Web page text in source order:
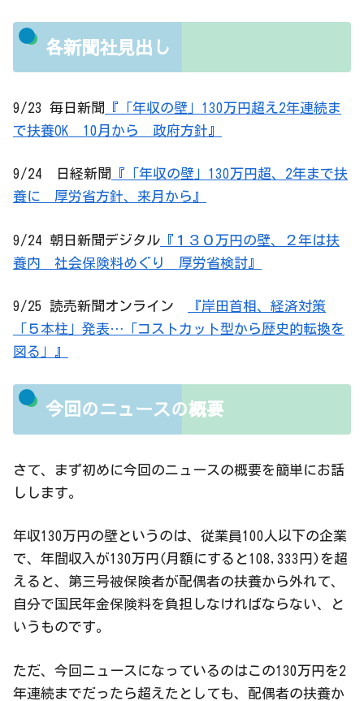
各新聞社見出し
9/23 毎日新聞
『「年収の壁」130万円超え2年連続ま
で扶養OK 10月から 政府方針』
9/24 日経新聞
『「年収の壁」130万円超、2年まで扶
養に 厚労省方針、来月から』
9/24 朝日新聞デジタル 『１３０万円の壁、２年は扶
養内 社会保険料めぐり 厚労省検討』
9/25 読売新聞オンライン
『岸田首相、経済対策
「５本柱」発表…「コストカット型から歴史的転換を
図る」』
今回のニュースの概要
さて、まず初めに今回のニュースの概要を簡単にお話
しします。
年収130万円の壁というのは、従業員100人以下の企業
で、年間収入が130万円(月額にすると108,333円)を超
えると、第三号被保険者が配偶者の扶養から外れて、
自分で国民年金保険料を負担しなければならない、と
いうものです。
ただ、今回ニュースになっているのはこの130万円を2
年連続までだったら超えたとしても、配偶者の扶養か